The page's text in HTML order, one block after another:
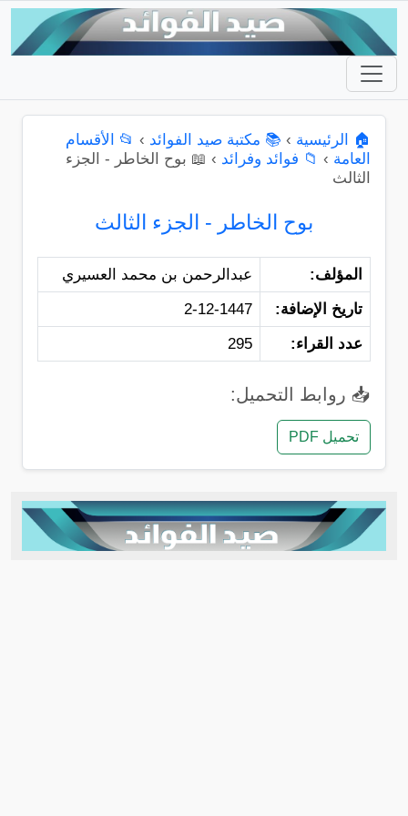
🏠 الرئيسية › 📚 مكتبة صيد الفوائد › 📂 الأقسام
العامة › 📁 فوائد وفرائد › 📖 بوح الخاطر - الجزء
الثالث
بوح الخاطر - الجزء الثالث
المؤلف:
عبدالرحمن بن محمد العسيري
تاريخ الإضافة:
2-12-1447
عدد القراء:
295
📥 روابط التحميل:
تحميل PDF